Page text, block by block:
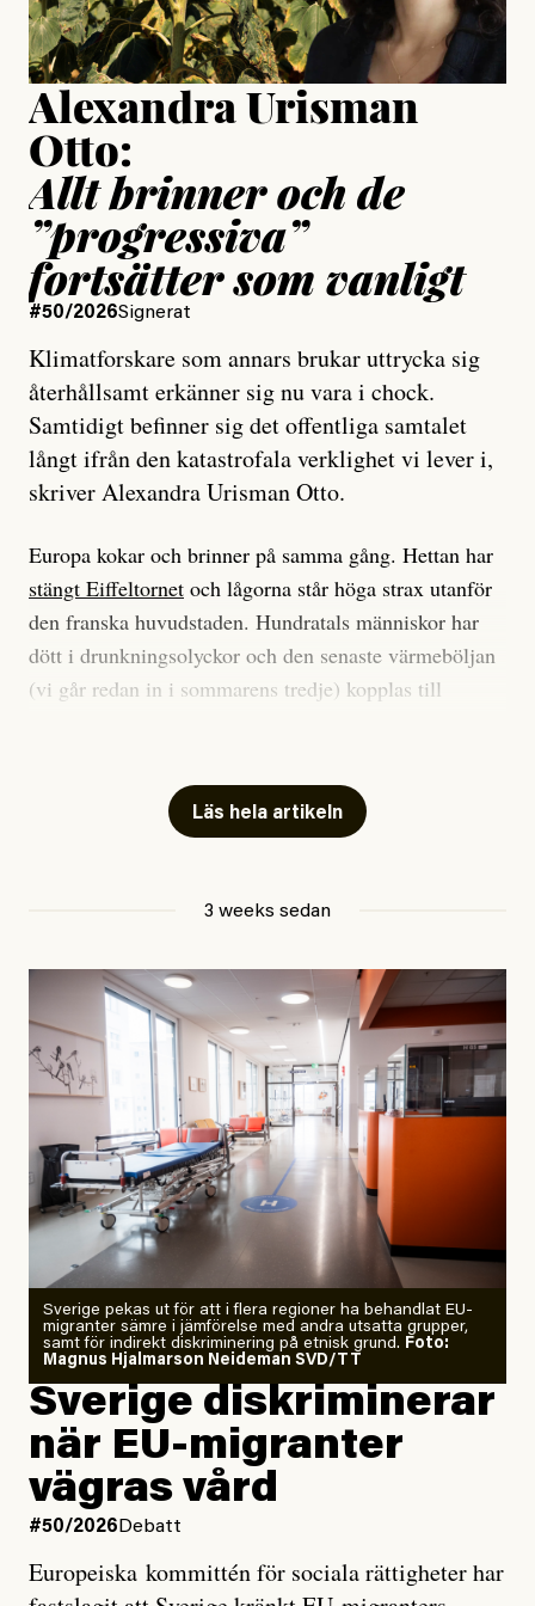
Uppdaterad15 July, 2026
Alexandra Urisman
Otto:
Allt brinner och de
”progressiva”
fortsätter som vanligt
#50/2026Signerat
Klimatforskare som annars brukar uttrycka sig
återhållsamt erkänner sig nu vara i chock.
Samtidigt befinner sig det offentliga samtalet
långt ifrån den katastrofala verklighet vi lever i,
skriver Alexandra Urisman Otto.
Europa kokar och brinner på samma gång. Hettan har
stängt Eiffeltornet och lågorna står höga strax utanför
den franska huvudstaden. Hundratals människor har
dött i drunkningsolyckor och den senaste värmeböljan
(vi går redan in i sommarens tredje) kopplas till
Har du också panik i hettan? Känns det som en
mardröm? Bra, allt annat vore fullständigt orimligt.
att han brukar vara ganska återhållsam när han
september 2023, när de globala temperaturerna för
månaden visade sig vara hela 0,5 °C varmare än någon
tidigare septembermånad – har han blivit chockad.
”Fram till i dag”, skriver han.
Årets El Niño kan bli den
starkaste som uppmätts
Zeke Hausfather är chockad igen efter att ha
analyserat hur de olika klimatmodellerna bedömer
läget för hur den begynnande El Niño-händelsen ska
utveckla sig. El Niño är ett återkommande
väderfenomen som uppstår när havsvattnet i delar av
Stilla havet blir ovanligt varmt. Det påverkar vädret
över stora delar av världen och under
forskare allt oftare varnat för att den här El Niñon
Läs hela artikeln
3 weeks sedan
Sverige pekas ut för att i flera regioner ha behandlat EU-
migranter sämre i jämförelse med andra utsatta grupper,
samt för indirekt diskriminering på etnisk grund. Foto:
Magnus Hjalmarson Neideman SVD/TT
Sverige diskriminerar
när EU-migranter
vägras vård
#50/2026 Debatt
Europeiska kommittén för sociala rättigheter har